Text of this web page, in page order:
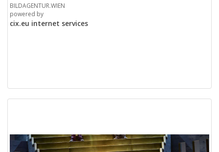
BILDAGENTUR.WIEN
powered by
cix.eu internet services